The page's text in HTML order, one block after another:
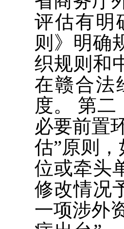
评估有明
则》明确
织规则和
在赣合法
度。 第二
必要前置
估”原则
位或牵头
修改情况
一项涉外